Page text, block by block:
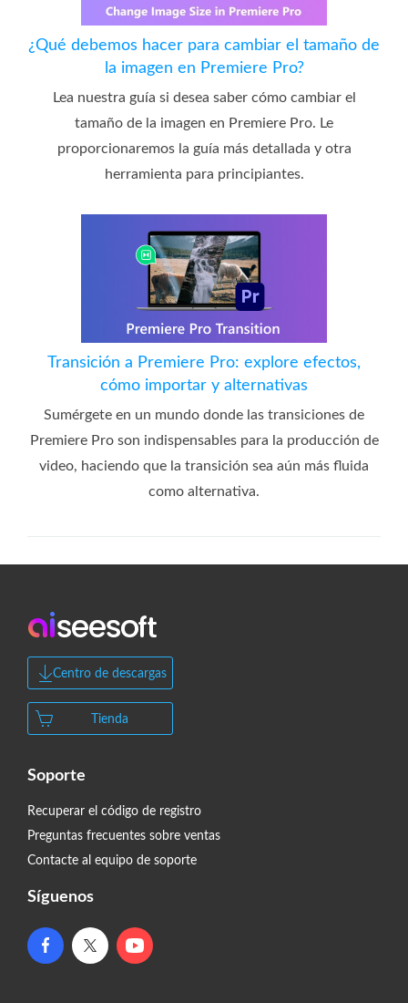
¿Qué debemos hacer para cambiar el tamaño de
la imagen en Premiere Pro?
Lea nuestra guía si desea saber cómo cambiar el
tamaño de la imagen en Premiere Pro. Le
proporcionaremos la guía más detallada y otra
herramienta para principiantes.
Transición a Premiere Pro: explore efectos,
cómo importar y alternativas
Sumérgete en un mundo donde las transiciones de
Premiere Pro son indispensables para la producción de
video, haciendo que la transición sea aún más fluida
como alternativa.
Centro de descargas
Tienda
Soporte
Recuperar el código de registro
Preguntas frecuentes sobre ventas
Contacte al equipo de soporte
Síguenos